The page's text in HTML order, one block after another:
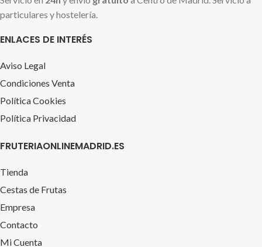
particulares y hostelería.
ENLACES DE INTERÉS
Aviso Legal
Condiciones Venta
Política Cookies
Política Privacidad
FRUTERIAONLINEMADRID.ES
Tienda
Cestas de Frutas
Empresa
Contacto
Mi Cuenta